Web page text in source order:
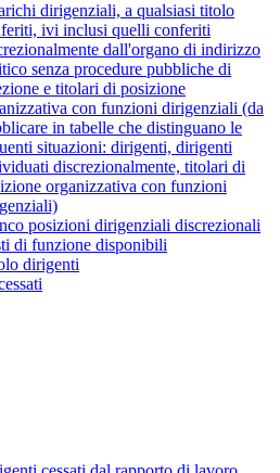
dirigenziali, a qualsiasi titolo
ivi inclusi quelli conferiti
dall'organo di indirizzo
senza procedure pubbliche di
e titolari di posizione
con funzioni dirigenziali (da
in tabelle che distinguano le
situazioni: dirigenti, dirigenti
discrezionalmente, titolari di
organizzativa con funzioni
posizioni dirigenziali discrezionali
di funzione disponibili
dirigenti